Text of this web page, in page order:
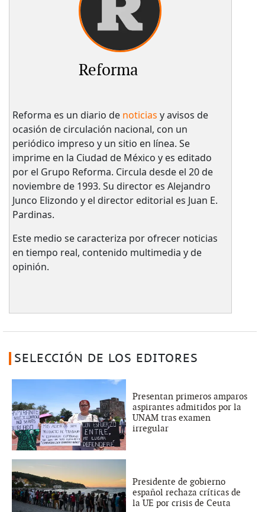
Reforma
Reforma es un diario de noticias y avisos de
ocasión de circulación nacional, con un
periódico impreso y un sitio en línea. Se
imprime en la Ciudad de México y es editado
por el Grupo Reforma. Circula desde el 20 de
noviembre de 1993. Su director es Alejandro
Junco Elizondo y el director editorial es Juan E.
Pardinas.
Este medio se caracteriza por ofrecer noticias
en tiempo real, contenido multimedia y de
opinión.
SELECCIÓN DE LOS EDITORES
Presentan primeros amparos
aspirantes admitidos por la
UNAM tras examen
irregular
Presidente de gobierno
español rechaza críticas de
la UE por crisis de Ceuta